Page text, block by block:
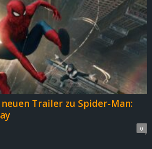
Trailer zu Spider-Man:
0